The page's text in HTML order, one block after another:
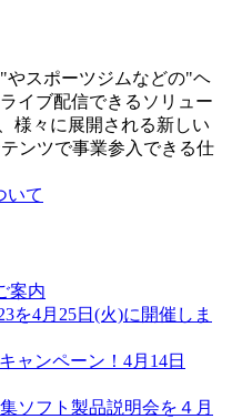
スポーツジムなどの"ヘ
イブ配信できるソリュー
様々に展開される新しい
ンツで事業参入できる仕
いて
案内
を4月25日(火)に開催しま
ャンペーン！4月14日
ソフト製品説明会を４月